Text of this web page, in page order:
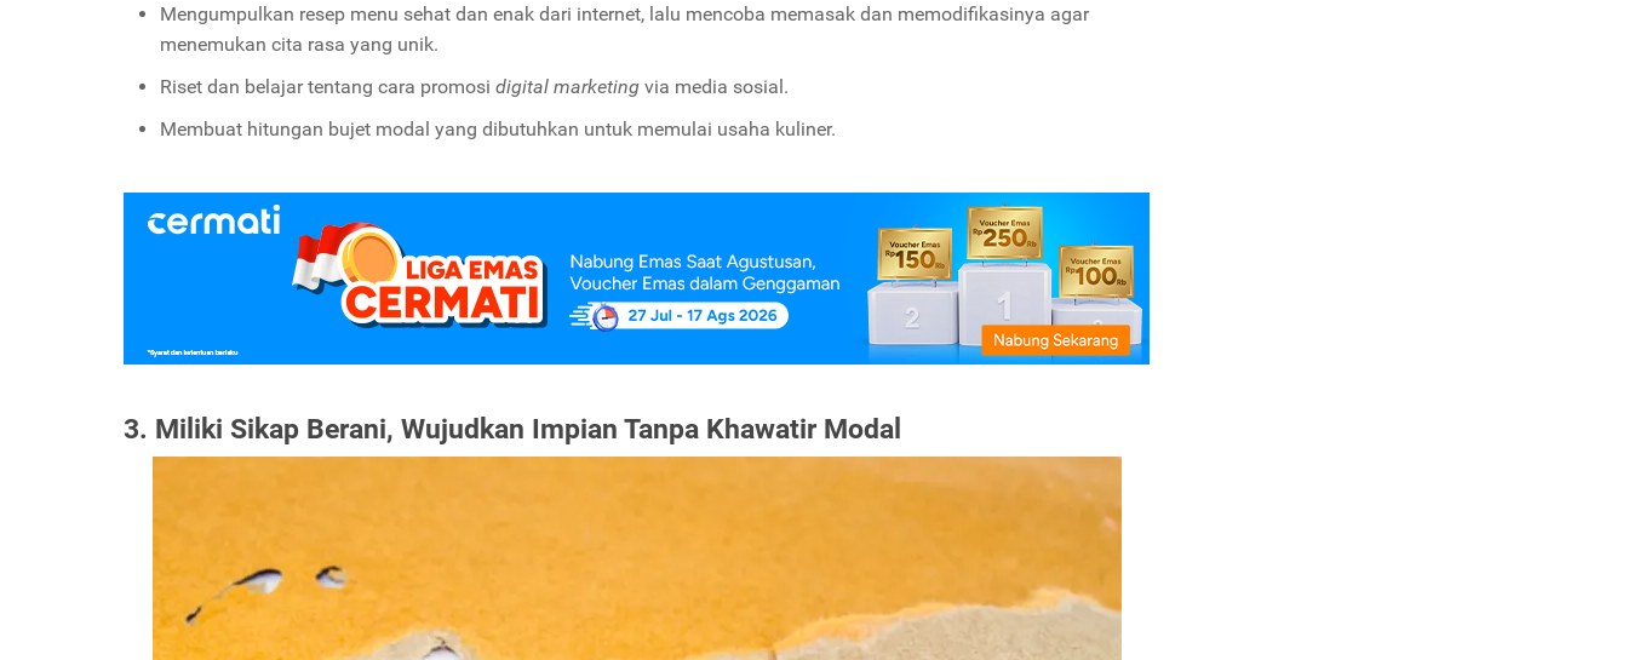
Mengumpulkan resep menu sehat dan enak dari internet, lalu mencoba memasak dan memodifikasinya agar
menemukan cita rasa yang unik.
Riset dan belajar tentang cara promosi digital marketing via media sosial.
Membuat hitungan bujet modal yang dibutuhkan untuk memulai usaha kuliner.
3. Miliki Sikap Berani, Wujudkan Impian Tanpa Khawatir Modal